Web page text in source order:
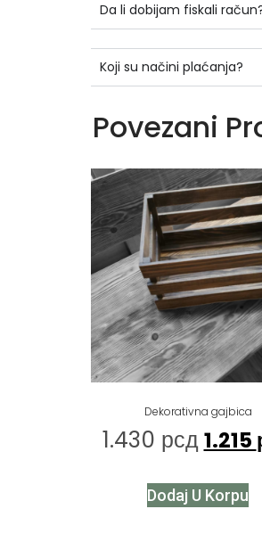
Da li dobijam fiskali
Koji su načini plaćanja?
Povezani
Dekorativna gajbica
1.430 рсд 1.215
Dodaj U Korpu